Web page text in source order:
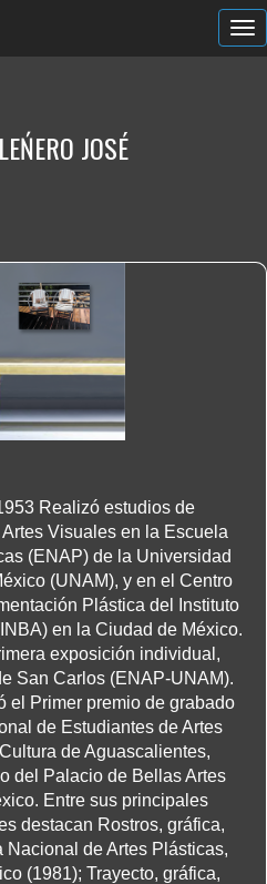
JOSÉ
Realizó estudios de
Visuales en la Escuela
(ENAP) de la Universidad
(UNAM), y en el Centro
Plástica del Instituto
en la Ciudad de México.
exposición individual,
San Carlos (ENAP-UNAM).
el Primer premio de grabado
de Estudiantes de Artes
de Aguascalientes,
del Palacio de Bellas Artes
Entre sus principales
destacan Rostros, gráfica,
de Artes Plásticas,
(1981); Trayecto, gráfica,